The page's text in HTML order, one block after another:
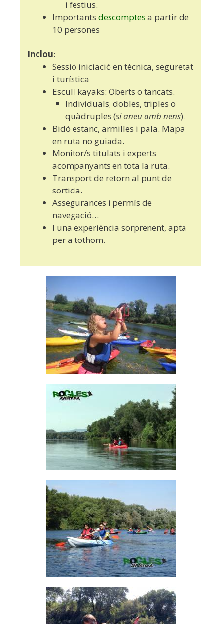
i festius.
Importants descomptes a partir de
10 persones
Inclou:
Sessió iniciació en tècnica, seguretat
i turística
Escull kayaks: Oberts o tancats.
Individuals, dobles, triples o
quàdruples (si aneu amb nens).
Bidó estanc, armilles i pala. Mapa
en ruta no guiada.
Monitor/s titulats i experts
acompanyants en tota la ruta.
Transport de retorn al punt de
sortida.
Assegurances i permís de
navegació…
I una experiència sorprenent, apta
per a tothom.